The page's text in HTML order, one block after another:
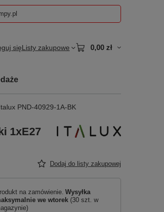
sięListy zakupowe 0,00 zł
PND-40929-1A-BK
1xE27
Dodaj do listy zakupowej
na zamówienie Wysyłka
we wtorek (30 szt. w